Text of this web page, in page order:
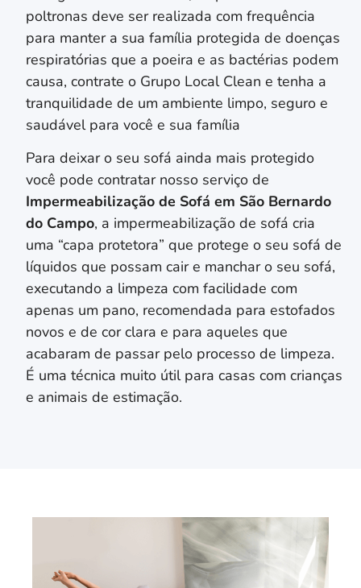
poltronas deve ser realizada com frequência
para manter a sua família protegida de doenças
respiratórias que a poeira e as bactérias podem
causa, contrate o Grupo Local Clean e tenha a
tranquilidade de um ambiente limpo, seguro e
saudável para você e sua família
Para deixar o seu sofá ainda mais protegido
você pode contratar nosso serviço de
Impermeabilização de Sofá em São Bernardo
do Campo, a impermeabilização de sofá cria
uma “capa protetora” que protege o seu sofá de
líquidos que possam cair e manchar o seu sofá,
executando a limpeza com facilidade com
apenas um pano, recomendada para estofados
novos e de cor clara e para aqueles que
acabaram de passar pelo processo de limpeza.
É uma técnica muito útil para casas com crianças
e animais de estimação.